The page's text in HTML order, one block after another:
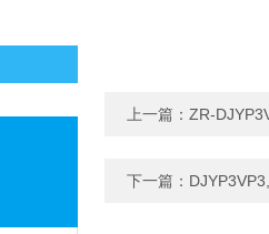
上一篇： ZR-
下一篇：